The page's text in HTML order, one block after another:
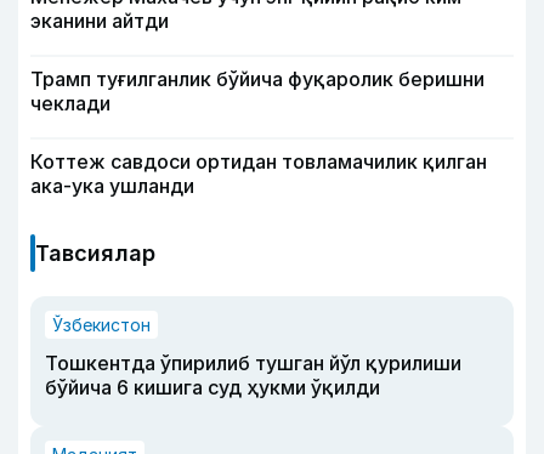
эканини айтди
Трамп туғилганлик бўйича фуқаролик беришни
чеклади
Коттеж савдоси ортидан товламачилик қилган
ака-ука ушланди
Тавсиялар
Ўзбекистон
Тошкентда ўпирилиб тушган йўл қурилиши
бўйича 6 кишига суд ҳукми ўқилди